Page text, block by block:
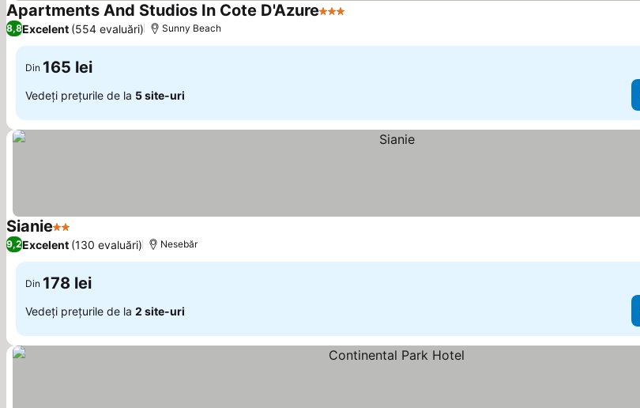
Apartments And Studios In Cote D'Azure3 Stele
8,8Excelent (554 evaluări) Sunny Beach
Din 165 lei
Vedeți prețurile de la 5 site-uri
Sianie2 SteleVedeți prețurile
9,2Excelent (130 evaluări) Nesebăr
Din 178 lei
Vedeți prețurile de la 2 site-uri